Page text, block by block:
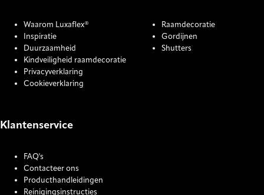
Waarom Luxaflex®
Inspiratie
Duurzaamheid
Kindveiligheid raamdecoratie
Privacyverklaring
Cookieverklaring
Raamdecoratie
Gordijnen
Shutters
Klantenservice
FAQ's
Contacteer ons
Producthandleidingen
Reinigingsinstructies